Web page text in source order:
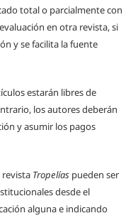
total o parcialmente con
en otra revista, si
y se facilita la fuente
estarán libres de
los autores deberán
y asumir los pagos
revista Tropelíaspueden ser
desde el
alguna e indicando